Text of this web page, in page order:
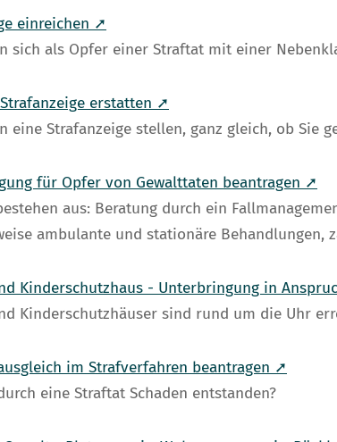
einreichen ➚
sich als Opfer einer Straftat mit einer
erstatten ➚
eine Strafanzeige stellen, ganz gleich, ob Sie
für Opfer von Gewalttaten beantragen ➚
aus: Beratung durch ein
ambulante und stationäre Behandlungen,
Kinderschutzhaus - Unterbringung in
Kinderschutzhäuser sind rund um die Uhr
im Strafverfahren beantragen ➚
eine Straftat Schaden entstanden?